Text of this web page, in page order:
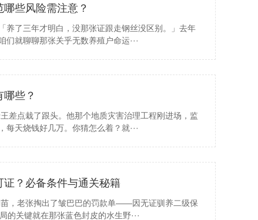
些风险需注意？
养了三年才明白，没那张证跟走钢丝没区别。」去年
就聊聊那张关乎无数养殖户命运···
些？
差点栽了跟头。他那个地质灾害治理工程刚进场，监
天烧钱好几万。你猜怎么着？就···
？必备条件与通关秘籍
，老张掏出了皱巴巴的罚款单——因无证驯养二级保
关键就在那张蓝色封皮的水生野···